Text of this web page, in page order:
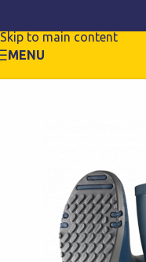
Skip to main content
MENU